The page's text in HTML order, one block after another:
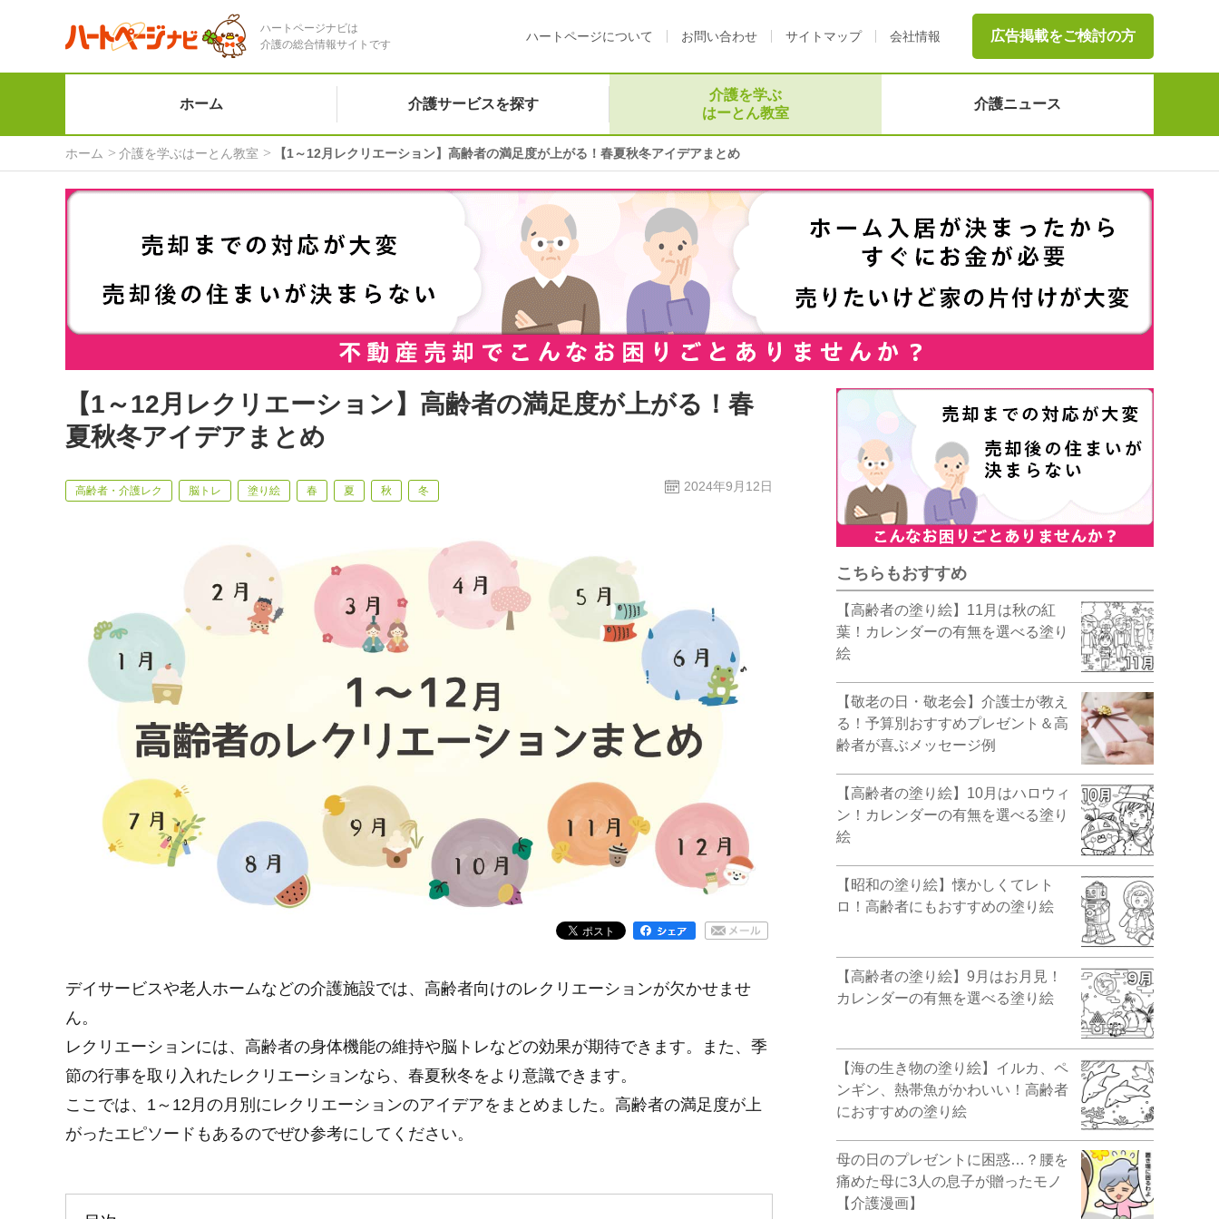
ハートページナビは
介護の総合情報サイトです
ハートページについて お問い合わせ サイトマップ 会社情報 広告掲載をご検討の方
ホーム 介護サービスを探す
介護を学ぶ
はーとん教室
介護ニュース
ホーム 介護を学ぶはーとん教室 【1～12月レクリエーション】高齢者の満足度が上がる！春夏秋冬アイデアまとめ
【1～12月レクリエーション】高齢者の満足度が上がる！春
夏秋冬アイデアまとめ
高齢者・介護レク 脳トレ 塗り絵 春 夏 秋 冬 2024年9月12日
デイサービスや老人ホームなどの介護施設では、高齢者向けのレクリエーションが欠かせませ
ん。
レクリエーションには、高齢者の身体機能の維持や脳トレなどの効果が期待できます。また、季
節の行事を取り入れたレクリエーションなら、春夏秋冬をより意識できます。
ここでは、1～12月の月別にレクリエーションのアイデアをまとめました。高齢者の満足度が上
がったエピソードもあるのでぜひ参考にしてください。
こちらもおすすめ
【高齢者の塗り絵】11月は秋の紅
葉！カレンダーの有無を選べる塗り
絵
【敬老の日・敬老会】介護士が教え
る！予算別おすすめプレゼント＆高
齢者が喜ぶメッセージ例
【高齢者の塗り絵】10月はハロウィ
ン！カレンダーの有無を選べる塗り
絵
【昭和の塗り絵】懐かしくてレト
ロ！高齢者にもおすすめの塗り絵
【高齢者の塗り絵】9月はお月見！
カレンダーの有無を選べる塗り絵
【海の生き物の塗り絵】イルカ、ペ
ンギン、熱帯魚がかわいい！高齢者
におすすめの塗り絵
母の日のプレゼントに困惑…？腰を
痛めた母に3人の息子が贈ったモノ
【介護漫画】